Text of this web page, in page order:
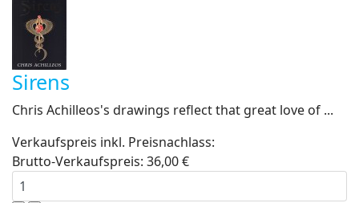
Sirens
Chris Achilleos's drawings reflect that great love of ...
Verkaufspreis inkl. Preisnachlass:
Brutto-Verkaufspreis: 36,00 €